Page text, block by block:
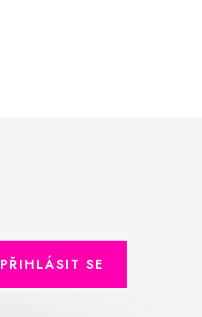
PŘIHLÁSIT SE